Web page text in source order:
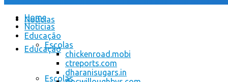
Notícias
Educação
Escolas
Home
Notícias
Educação
Escolas
chickenroad.mobi
ctreports.com
dharanisugars.in